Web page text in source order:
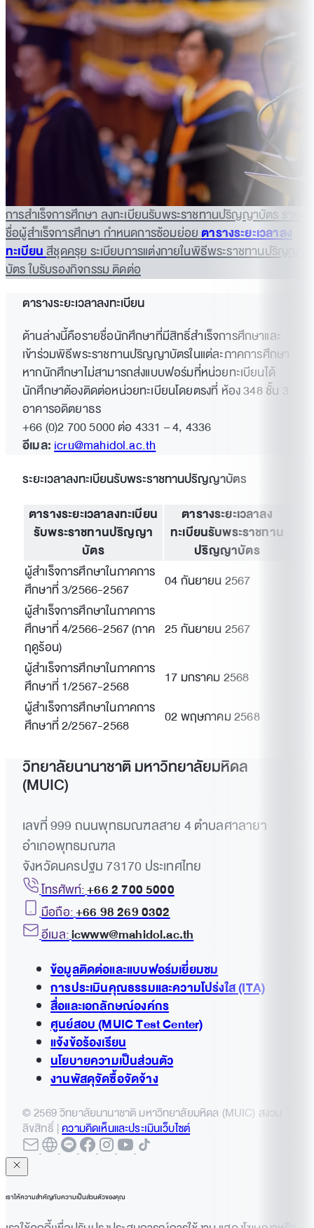
การสำเร็จการศึกษาลงทะเบียนรับพระราชทานปริญญาบัตร
ชื่อผู้สำเร็จการศึกษากำหนดการซ้อมย่อยตารางระยะเวลาลง
ทะเบียนสีชุดครุยระเบียบการแต่งกายในพิธีพระราชทานปริญญา
บัตรใบรับรองกิจกรรมติดต่อ
ตารางระยะเวลาลงทะเบียน
ด้านล่างนี้คือรายชื่อนักศึกษาที่มีสิทธิ์สำเร็จการศึกษาและ
เข้าร่วมพิธีพระราชทานปริญญาบัตรในแต่ละภาคการศึกษา
หากนักศึกษาไม่สามารถส่งแบบฟอร์มที่หน่วยทะเบียนได้
นักศึกษาต้องติดต่อหน่วยทะเบียนโดยตรงที่ ห้อง 348 ชั้น 3
อาคารอดิตยาธร
+66 (0)2 700 5000 ต่อ 4331 – 4, 4336
อีเมล:icru@mahidol.ac.th
ระยะเวลาลงทะเบียนรับพระราชทานปริญญาบัตร
ตารางระยะเวลาลงทะเบียน
รับพระราชทานปริญญา
บัตร
ตารางระยะเวลาลง
ทะเบียนรับพระราชทาน
ปริญญาบัตร
ผู้สำเร็จการศึกษาในภาคการ
ศึกษาที่ 3/2566-2567
04 กันยายน 2567
ผู้สำเร็จการศึกษาในภาคการ
ศึกษาที่ 4/2566-2567 (ภาค
ฤดูร้อน)
25 กันยายน 2567
ผู้สำเร็จการศึกษาในภาคการ
ศึกษาที่ 1/2567-2568
17 มกราคม 2568
ผู้สำเร็จการศึกษาในภาคการ
ศึกษาที่ 2/2567-2568
02 พฤษภาคม 2568
วิทยาลัยนานาชาติ มหาวิทยาลัยมหิดล
(MUIC)
เลขที่ 999 ถนนพุทธมณฑลสาย 4 ตำบลศาลายา
อำเภอพุทธมณฑล
จังหวัดนครปฐม 73170 ประเทศไทย
โทรศัพท์:+66 2 700 5000
มือถือ:+66 98 269 0302
อีเมล:icwww@mahidol.ac.th
ข้อมูลติดต่อและแบบฟอร์มเยี่ยมชม
การประเมินคุณธรรมและความโปร่งใส (ITA)
สื่อและเอกลักษณ์องค์กร
ศูนย์สอบ (MUIC Test Center)
แจ้งข้อร้องเรียน
นโยบายความเป็นส่วนตัว
งานพัสดุจัดซื้อจัดจ้าง
© 2569 วิทยาลัยนานาชาติ มหาวิทยาลัยมหิดล (MUIC) สงวน
ลิขสิทธิ์ |ความคิดเห็นและประเมินเว็บไซต์
เราให้ความสำคัญกับความเป็นส่วนตัวของคุณ